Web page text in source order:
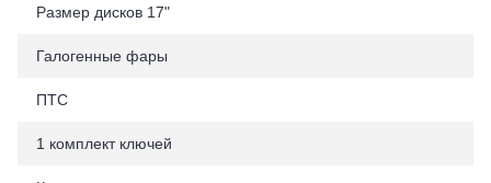
Размер дисков 17"
Галогенные фары
ПТС
1 комплект ключей